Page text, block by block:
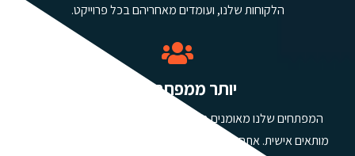
הלקוחות שלנו, ועומדים מאחריהם בכל פרוייקט.
יותר ממפתח אחד
המפתחים שלנו מאומנים בשיטות עבודה מומלצות לפיתוח אתרים
מותאים אישית. אתם יכולים להסתמך על הסטנדרטים הגבוהים שלנו